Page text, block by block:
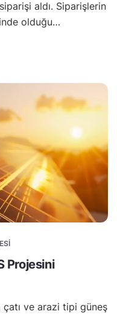
aldı. Siparişlerin
olduğu…
Projesini
çatı ve arazi tipi güneş